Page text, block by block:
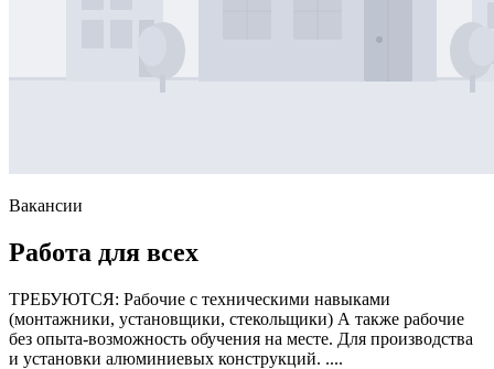
Вакансии
Работа для всех
ТРЕБУЮТСЯ: Рабочие с техническими навыками
(монтажники, установщики, стекольщики) А также рабочие
без опыта-возможность обучения на месте. Для производства
и установки алюминиевых конструкций. ....